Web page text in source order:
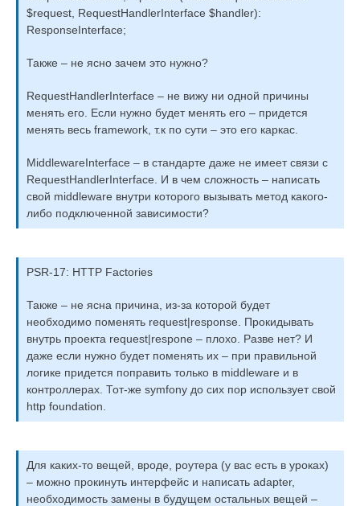
$request, RequestHandlerInterface $handler):
ResponseInterface;
Также – не ясно зачем это нужно?
RequestHandlerInterface – не вижу ни одной причины
менять его. Если нужно будет менять его – придется
менять весь framework, т.к по сути – это его каркас.
MiddlewareInterface – в стандарте даже не имеет связи с
RequestHandlerInterface. И в чем сложность – написать
свой middleware внутри которого вызывать метод какого-
либо подключенной зависимости?
PSR-17: HTTP Factories
Также – не ясна причина, из-за которой будет
необходимо поменять request|response. Прокидывать
внутрь проекта request|respone – плохо. Разве нет? И
даже если нужно будет поменять их – при правильной
логике придется поправить только в middleware и в
контроллерах. Тот-же symfony до сих пор использует свой
http foundation.
Для каких-то вещей, вроде, роутера (у вас есть в уроках)
– можно прокинуть интерфейс и написать adapter,
необходимость замены в будущем остальных вещей –